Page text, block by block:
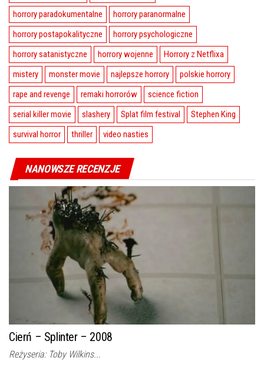
horrory paradokumentalne
horrory paranormalne
horrory postapokalityczne
horrory psychologiczne
horrory satanistyczne
horrory wojenne
Horrory z Netflixa
mistery
monster movie najlepsze horrory
polskie horrory
rape and revenge
remaki horrorów
science fiction
serial killer movie
slashery Splat film festival
Stephen King
survival horror
thriller video nasties
NANOWSZE RECENZJE
Cierń – Splinter – 2008
Reżyseria: Toby Wilkins...